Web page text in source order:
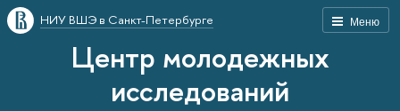
Меню
НИУ ВШЭ в Санкт-Петербурге
Центр молодежных
исследований